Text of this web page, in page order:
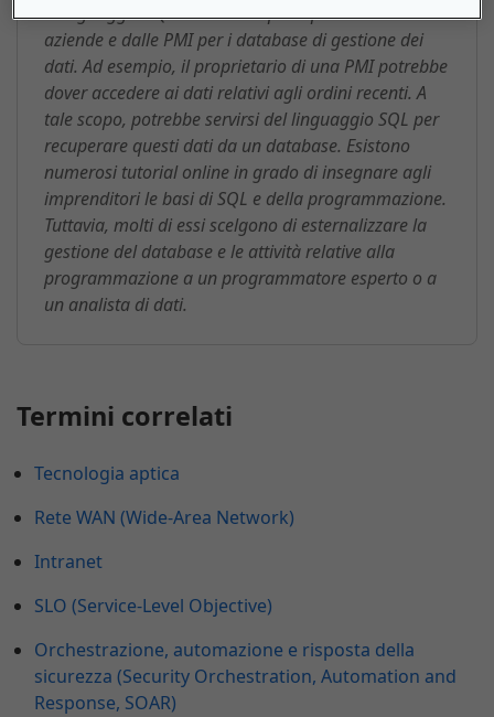
Il linguaggio SQL è utilizzato principalmente dalle
aziende e dalle PMI per i database di gestione dei
dati. Ad esempio, il proprietario di una PMI potrebbe
dover accedere ai dati relativi agli ordini recenti. A
tale scopo, potrebbe servirsi del linguaggio SQL per
recuperare questi dati da un database. Esistono
numerosi tutorial online in grado di insegnare agli
imprenditori le basi di SQL e della programmazione.
Tuttavia, molti di essi scelgono di esternalizzare la
gestione del database e le attività relative alla
programmazione a un programmatore esperto o a
un analista di dati.
Termini correlati
Tecnologia aptica
Rete WAN (Wide-Area Network)
Intranet
SLO (Service-Level Objective)
Orchestrazione, automazione e risposta della
sicurezza (Security Orchestration, Automation and
Response, SOAR)